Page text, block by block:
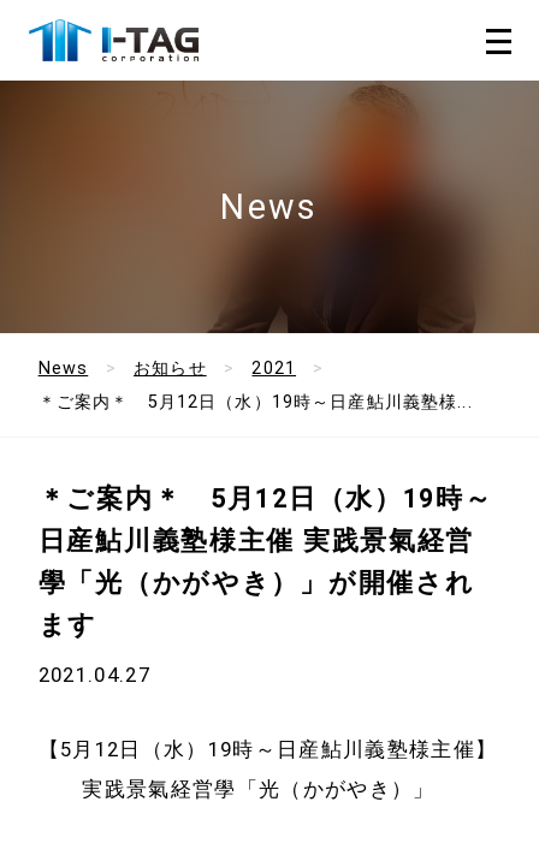
News
News お知らせ
2021
＊ご案内＊ 5月12日（水）19時～日産鮎川義塾様...
＊ご案内＊ 5月12日（水）19時～
日産鮎川義塾様主催 実践景氣経営
學「光（かがやき）」が開催され
ます
2021.04.27
【5月12日（水）19時～日産鮎川義塾様主催】
実践景氣経営學「光（かがやき）」